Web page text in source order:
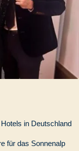
in Deutschland
für das Sonnenalp